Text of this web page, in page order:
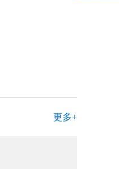
更多+